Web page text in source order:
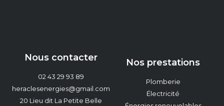
Nous contacter
02 43 29 93 89
heraclesenergies@gmail.com
20 Lieu dit La Petite Belle
Nos prestations
Plomberie
Électricité